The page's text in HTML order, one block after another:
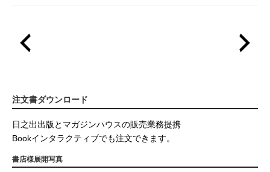
注文書ダウンロード
日之出出版とマガジンハウスの販売業務提携
Bookインタラクティブでも注文できます。
書店様展開写真